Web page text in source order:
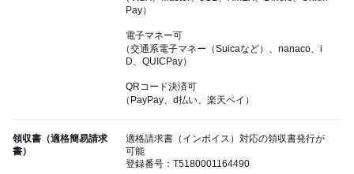
Pay）
電子マネー可
（交通系電子マネー（Suicaなど）、nanaco、i
D、QUICPay）
QRコード決済可
（PayPay、d払い、楽天ペイ）
領収書（適格簡易請求
書）
適格請求書（インボイス）対応の領収書発行が
可能
登録番号：T5180001164490